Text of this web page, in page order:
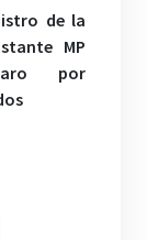
de la
MP
por